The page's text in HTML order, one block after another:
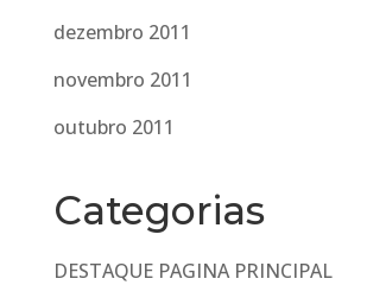
dezembro 2011
novembro 2011
outubro 2011
Categorias
DESTAQUE PAGINA PRINCIPAL